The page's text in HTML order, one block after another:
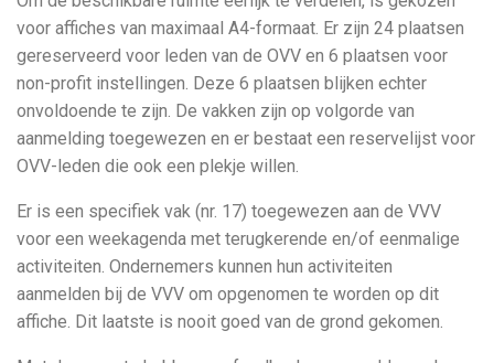
voor affiches van maximaal A4-formaat. Er zijn 24 plaatsen
gereserveerd voor leden van de OVV en 6 plaatsen voor
non-profit instellingen. Deze 6 plaatsen blijken echter
onvoldoende te zijn. De vakken zijn op volgorde van
aanmelding toegewezen en er bestaat een reservelijst voor
OVV-leden die ook een plekje willen.
Er is een specifiek vak (nr. 17) toegewezen aan de VVV
voor een weekagenda met terugkerende en/of eenmalige
activiteiten. Ondernemers kunnen hun activiteiten
aanmelden bij de VVV om opgenomen te worden op dit
affiche. Dit laatste is nooit goed van de grond gekomen.